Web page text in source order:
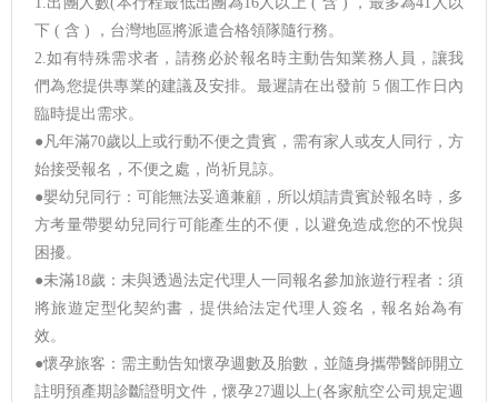
下 ( 含 ) ，台灣地區將派遣合格領隊隨行務。
2.如有特殊需求者，請務必於報名時主動告知業務人員，讓我
們為您提供專業的建議及安排。最遲請在出發前 5 個工作日內
臨時提出需求。
●凡年滿70歲以上或行動不便之貴賓，需有家人或友人同行，方
始接受報名，不便之處，尚祈見諒。
●嬰幼兒同行：可能無法妥適兼顧，所以煩請貴賓於報名時，多
方考量帶嬰幼兒同行可能產生的不便，以避免造成您的不悅與
困擾。
●未滿18歲：未與透過法定代理人一同報名參加旅遊行程者：須
將旅遊定型化契約書，提供給法定代理人簽名，報名始為有
效。
●懷孕旅客：需主動告知懷孕週數及胎數，並隨身攜帶醫師開立
註明預產期診斷證明文件，懷孕27週以上(各家航空公司規定週